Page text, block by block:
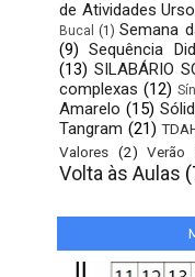
de Atividades
Bucal
(1) Semana
(9) Sequência
(13) SILABÁRIO
complexas (12)
Amarelo (15)
Tangram (21)
Valores (2) Verão
Volta às Aulas